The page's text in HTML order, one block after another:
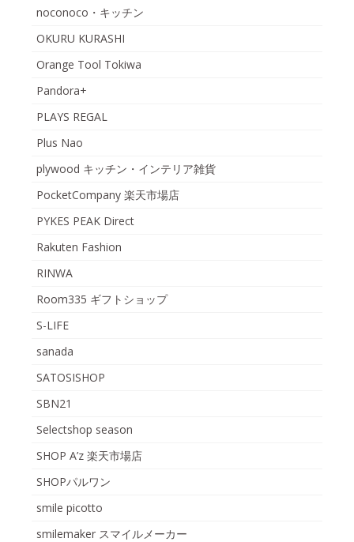
noconoco・キッチン
OKURU KURASHI
Orange Tool Tokiwa
Pandora+
PLAYS REGAL
Plus Nao
plywood キッチン・インテリア雑貨
PocketCompany 楽天市場店
PYKES PEAK Direct
Rakuten Fashion
RINWA
Room335 ギフトショップ
S-LIFE
sanada
SATOSISHOP
SBN21
Selectshop season
SHOP A’z 楽天市場店
SHOPパルワン
smile picotto
smilemaker スマイルメーカー